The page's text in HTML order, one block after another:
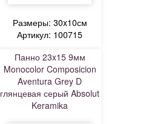
Размеры: 30x10см
Артикул: 100715
Панно 23x15 9мм
Monocolor Composicion
Aventura Grey D
глянцевая серый Absolut
Keramika